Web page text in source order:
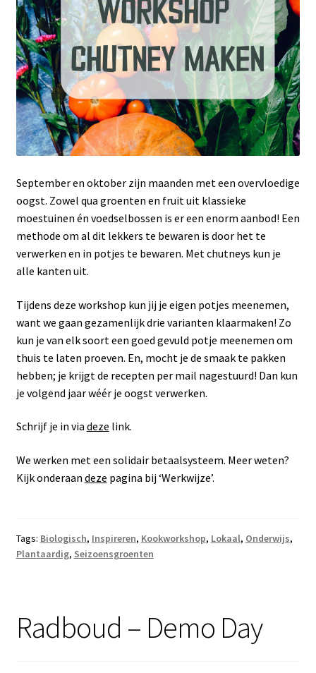
September en oktober zijn maanden met een overvloedige
oogst. Zowel qua groenten en fruit uit klassieke
moestuinen én voedselbossen is er een enorm aanbod! Een
methode om al dit lekkers te bewaren is door het te
verwerken en in potjes te bewaren. Met chutneys kun je
alle kanten uit.
Tijdens deze workshop kun jij je eigen potjes meenemen,
want we gaan gezamenlijk drie varianten klaarmaken! Zo
kun je van elk soort een goed gevuld potje meenemen om
thuis te laten proeven. En, mocht je de smaak te pakken
hebben; je krijgt de recepten per mail nagestuurd! Dan kun
je volgend jaar wéér je oogst verwerken.
Schrijf je in via deze link.
We werken met een solidair betaalsysteem. Meer weten?
Kijk onderaan deze pagina bij ‘Werkwijze’.
Tags: Biologisch, Inspireren, Kookworkshop, Lokaal, Onderwijs,
Plantaardig, Seizoensgroenten
Radboud – Demo Day